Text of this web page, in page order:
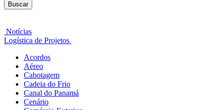
Buscar
Notícias
Logística de Projetos
Acordos
Aéreo
Cabotagem
Cadeia do Frio
Canal do Panamá
Cenário